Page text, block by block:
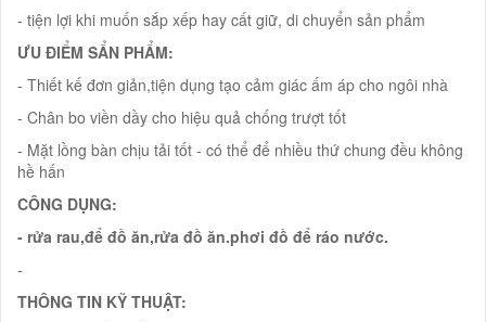
- tiện lợi khi muốn sắp xếp hay cất giữ, di chuyển sản phẩm
ƯU ĐIỂM SẨN PHẨM:
- Thiết kế đơn giản,tiện dụng tạo cảm giác ấm áp cho ngôi nhà
- Chân bo viền dầy cho hiệu quả chống trượt tốt
- Mặt lồng bàn chịu tải tốt - có thể để nhiều thứ chung đều không
hề hấn
CÔNG DỤNG:
- rửa rau,để đồ ăn,rửa đồ ăn.phơi đồ để ráo nước.
-
THÔNG TIN KỸ THUẬT: